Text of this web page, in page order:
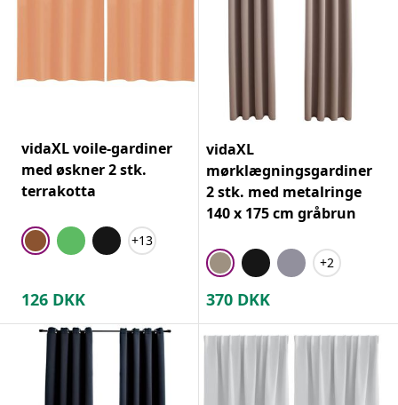
vidaXL voile-gardiner
med øskner 2 stk.
terrakotta
+13
126 DKK
vidaXL
mørklægningsgardiner
2 stk. med metalringe
140 x 175 cm gråbrun
+2
370 DKK